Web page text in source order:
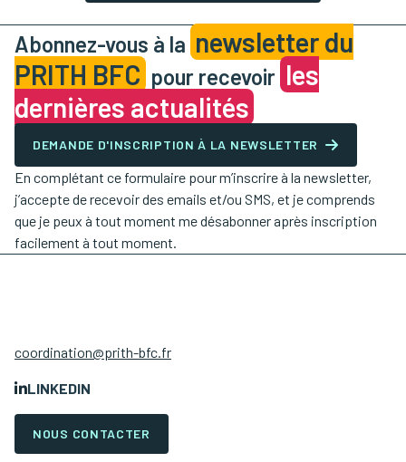
Abonnez-vous à la newsletter du
PRITH BFC pour recevoir les
dernières actualités
DEMANDE D'INSCRIPTION À LA NEWSLETTER
En complétant ce formulaire pour m’inscrire à la newsletter,
j’accepte de recevoir des emails et/ou SMS, et je comprends
que je peux à tout moment me désabonner après inscription
facilement à tout moment.
coordination@prith-bfc.fr
LINKEDIN
NOUS CONTACTER